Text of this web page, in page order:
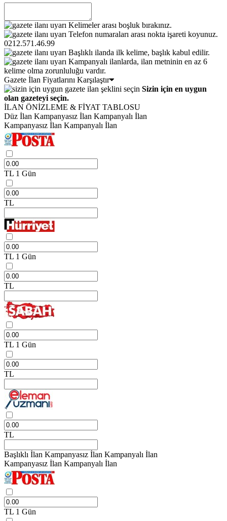
Kelimeler arası boşluk bırakınız.
Telefon numaraları arası nokta işareti koyunuz.
0212.571.46.99
Başlıklı ilanda ilk kelime, başlık kabul edilir.
Kampanyalı ilanlarda, ilan metninin en az 6
kelime olma zorunluluğu vardır.
Gazete İlan Fiyatlarını Karşılaştır
Sizin için en uygun
olan gazeteyi seçin.
İLAN ÖNİZLEME & FİYAT TABLOSU
Düz İlan Kampanyasız İlan Kampanyalı İlan
Kampanyasız İlan Kampanyalı İlan
TL 1 Gün
TL
TL 1 Gün
TL
TL 1 Gün
TL
TL
Başlıklı İlan Kampanyasız İlan Kampanyalı İlan
Kampanyasız İlan Kampanyalı İlan
TL 1 Gün